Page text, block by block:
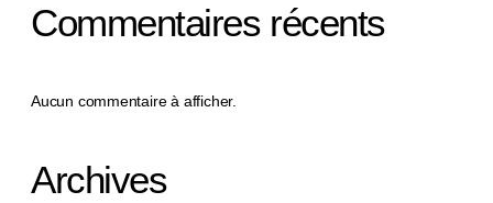
Commentaires récents
Aucun commentaire à afficher.
Archives